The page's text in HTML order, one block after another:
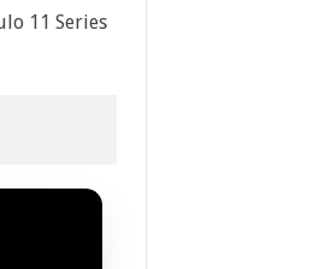
11 Series